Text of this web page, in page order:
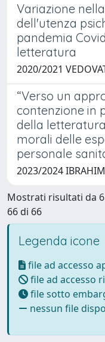
Variazione
dell'utenza
pandemia
letteratura
2020/2021
“Verso un
contenzione in
della
morali delle
personale
2023/2024
Mostrati risultati da
66 di 66
Legenda icone
file ad accesso
file ad accesso
file sotto
nessun file